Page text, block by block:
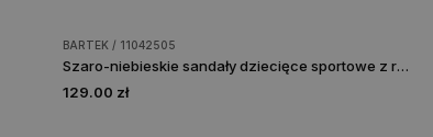
BARTEK / 11042505
Szaro-niebieskie sandały dziecięce sportowe z rzepem BARTEK 11042505
129.00 zł